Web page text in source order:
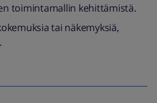
toimintamallin kehittämistä.
tai näkemyksiä,